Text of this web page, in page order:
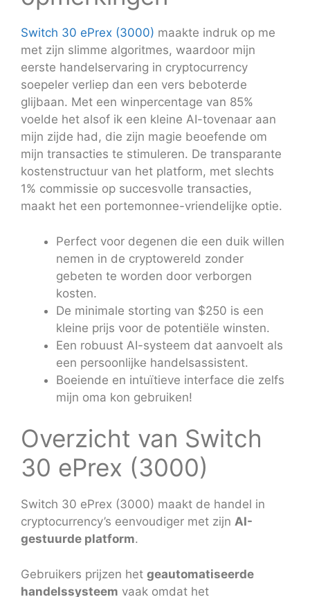
Switch 30 ePrex (3000) maakte indruk op me
met zijn slimme algoritmes, waardoor mijn
eerste handelservaring in cryptocurrency
soepeler verliep dan een vers beboterde
glijbaan. Met een winpercentage van 85%
voelde het alsof ik een kleine AI-tovenaar aan
mijn zijde had, die zijn magie beoefende om
mijn transacties te stimuleren. De transparante
kostenstructuur van het platform, met slechts
1% commissie op succesvolle transacties,
maakt het een portemonnee-vriendelijke optie.
Perfect voor degenen die een duik willen
nemen in de cryptowereld zonder
gebeten te worden door verborgen
kosten.
De minimale storting van $250 is een
kleine prijs voor de potentiële winsten.
Een robuust AI-systeem dat aanvoelt als
een persoonlijke handelsassistent.
Boeiende en intuïtieve interface die zelfs
mijn oma kon gebruiken!
Overzicht van Switch
30 ePrex (3000)
Switch 30 ePrex (3000) maakt de handel in
cryptocurrency’s eenvoudiger met zijn AI-
gestuurde platform.
Gebruikers prijzen het geautomatiseerde
handelssysteem vaak omdat het